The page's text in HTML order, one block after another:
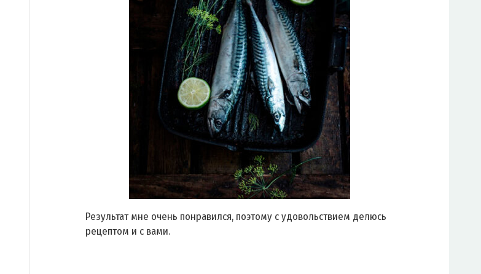
Результат мне очень понравился, поэтому с удовольствием делюсь
рецептом и с вами.